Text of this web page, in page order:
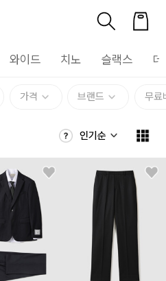
와이드 치노 슬랙스
가격 브랜드 무료
인기순